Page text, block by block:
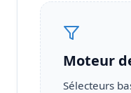
Moteur
Sélecteurs